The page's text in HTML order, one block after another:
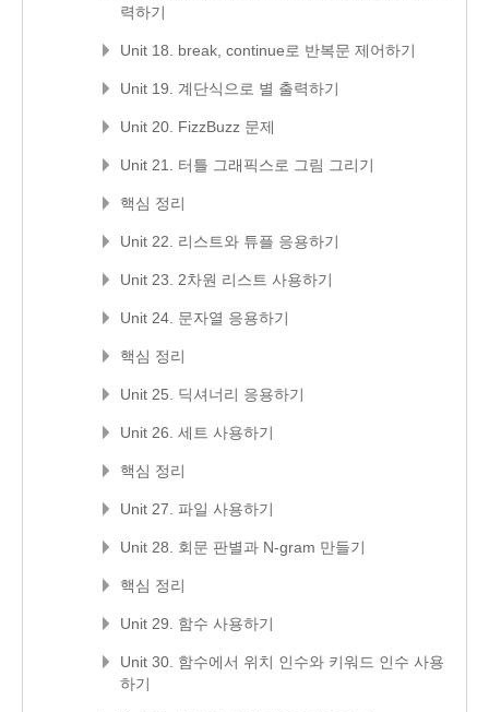
력하기
Unit 18. break, continue로 반복문 제어하기
Unit 19. 계단식으로 별 출력하기
Unit 20. FizzBuzz 문제
Unit 21. 터틀 그래픽스로 그림 그리기
핵심 정리
Unit 22. 리스트와 튜플 응용하기
Unit 23. 2차원 리스트 사용하기
Unit 24. 문자열 응용하기
핵심 정리
Unit 25. 딕셔너리 응용하기
Unit 26. 세트 사용하기
핵심 정리
Unit 27. 파일 사용하기
Unit 28. 회문 판별과 N-gram 만들기
핵심 정리
Unit 29. 함수 사용하기
Unit 30. 함수에서 위치 인수와 키워드 인수 사용
하기